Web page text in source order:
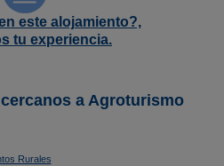
este alojamiento?,
tu experiencia.
a Agroturismo
Rurales